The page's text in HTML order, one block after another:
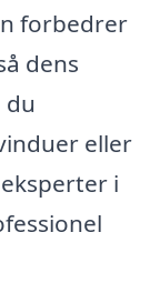
forbedrer
dens
eller
i